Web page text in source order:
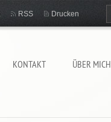
KONTAKT ÜBER MICH
RSS Drucken